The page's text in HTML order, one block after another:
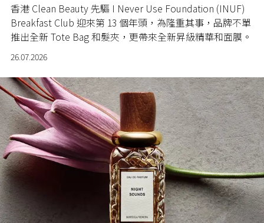
香港 Clean Beauty 先驅 I Never Use Foundation (INUF)
Breakfast Club 迎來第 13 個年頭，為隆重其事，品牌不單
推出全新 Tote Bag 和髮夾，更帶來全新昇級精華和面膜。
26.07.2026